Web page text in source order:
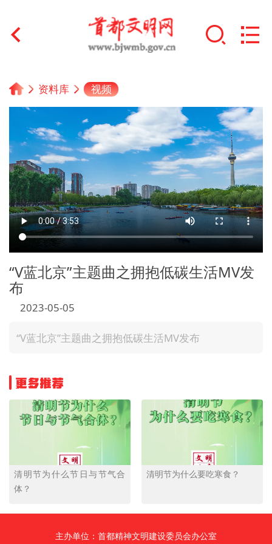
首页
文明创建
+
文明实践
文明培育
+
未成年人思想道德建设
榜样人物
+
身边好人
文明评论
北京宣传文化引导基金
宣传思想文化人才
专题
资料库
+
资料库 视频
“V蓝北京”主题曲之拥抱低碳生活MV发
布
2023-05-05
“V蓝北京”主题曲之拥抱低碳生活MV发布
更多推荐
清明节为什么节日与节气合
体？
清明节为什么要吃寒食？
主办单位：首都精神文明建设委员会办公室